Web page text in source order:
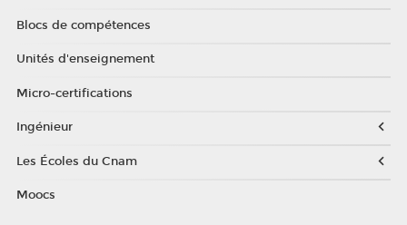
Blocs de compétences
Unités d'enseignement
Micro-certifications
Ingénieur
Les Écoles du Cnam
Moocs